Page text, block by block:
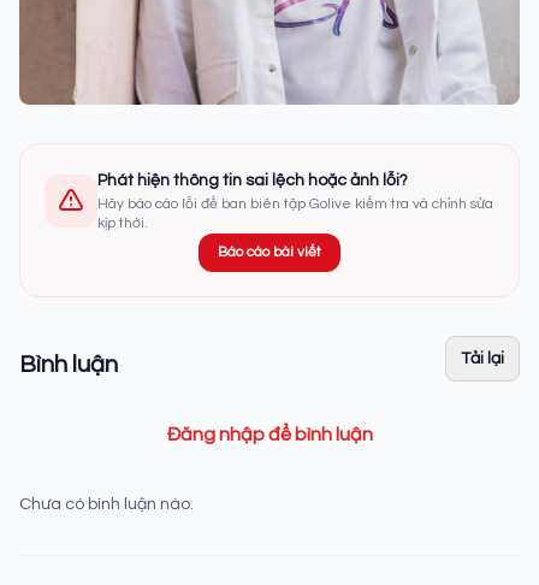
Phát hiện thông tin sai lệch hoặc ảnh lỗi?
Hãy báo cáo lỗi để ban biên tập Golive kiểm tra và chỉnh sửa
kịp thời.
Báo cáo bài viết
Bình luận Tải lại
Đăng nhập để bình luận
Chưa có bình luận nào.